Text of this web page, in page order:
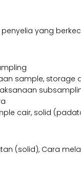
penyelia yang
sample, storage
cair, solid
(solid), Cara